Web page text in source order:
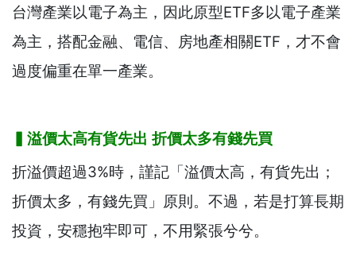
台灣產業以電子為主，因此原型ETF多以電子產業
為主，搭配金融、電信、房地產相關ETF，才不會
過度偏重在單一產業。
溢價太高有貨先出 折價太多有錢先買
折溢價超過3%時，謹記「溢價太高，有貨先出；
折價太多，有錢先買」原則。不過，若是打算長期
投資，安穩抱牢即可，不用緊張兮兮。